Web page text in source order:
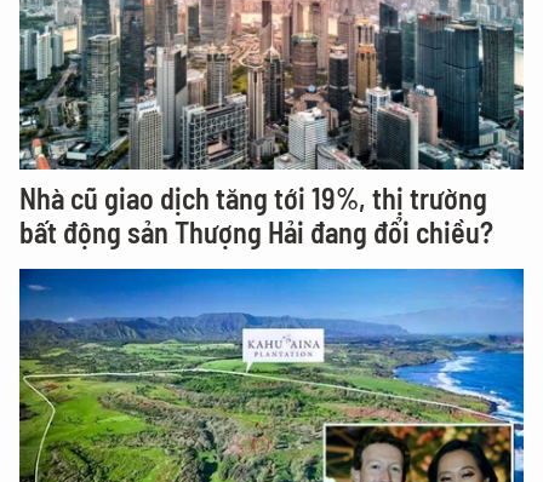
Nhà cũ giao dịch tăng tới 19%, thị trường
bất động sản Thượng Hải đang đổi chiều?